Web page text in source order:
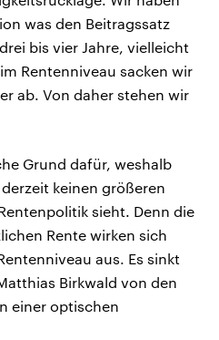
was den Beitragssatz
bis vier Jahre, vielleicht
Rentenniveau sacken wir
ab. Von daher stehen wir
Grund dafür, weshalb
keinen größeren
sieht. Denn die
Rente wirken sich
aus. Es sinkt
Birkwald von den
einer optischen